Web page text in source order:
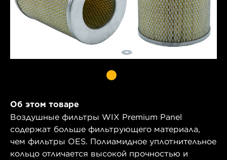
Об этом товаре
Воздушные фильтры WIX Premium Panel
содержат больше фильтрующего материала,
чем фильтры OES. Полиамидное уплотнительное
кольцо отличается высокой прочностью и